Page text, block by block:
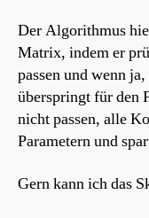
Der Algorithmus
Matrix, indem er
passen und wenn
überspringt für den
nicht passen, alle
Parametern und
Gern kann ich das